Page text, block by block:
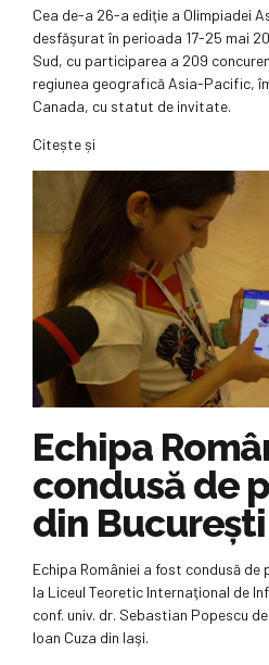
Cea de-a 26-a ediţie a Olimpiadei
desfăşurat în perioada 17-25 mai
Sud, cu participarea a 209
regiunea geografică Asia-Pacific,
Canada, cu statut de invitate.
Citește și
Echipa
condusă de
din București
Echipa României a fost condusă de
la Liceul Teoretic Internaţional de
conf. univ. dr. Sebastian Popescu
Ioan Cuza din Iaşi.